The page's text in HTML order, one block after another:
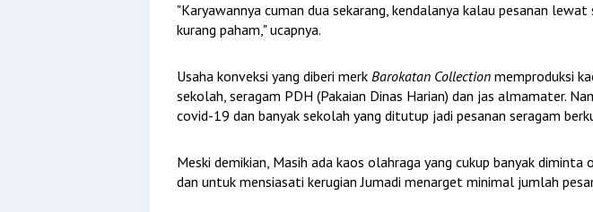
"Karyawannya cuman dua sekarang, kendalanya kalau pesanan
kurang paham," ucapnya.
Usaha konveksi yang diberi merk Barokatan Collection memproduksi
sekolah, seragam PDH (Pakaian Dinas Harian) dan jas almamater.
covid-19 dan banyak sekolah yang ditutup jadi pesanan seragam
Meski demikian, Masih ada kaos olahraga yang cukup banyak diminta
dan untuk mensiasati kerugian Jumadi menarget minimal jumlah